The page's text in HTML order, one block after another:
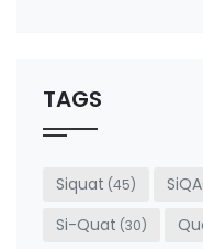
be left
blank
TAGS
Siquat (45)
Si-Quat (30)